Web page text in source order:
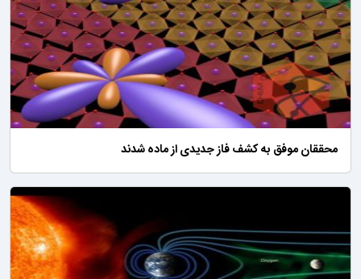
محققان موفق به کشف فاز جدیدی از ماده شدند